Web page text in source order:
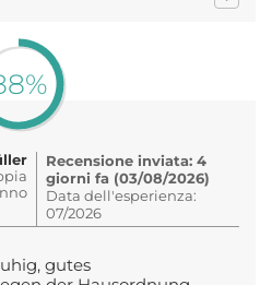
Recensione inviata: 4
giorni fa (03/08/2026)
Data dell'esperienza:
07/2026
gutes